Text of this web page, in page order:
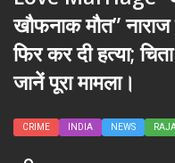
खौफनाक मौत”
फिर कर दी हत्या;
जानें पूरा मामला।
CRIME INDIA NEWS